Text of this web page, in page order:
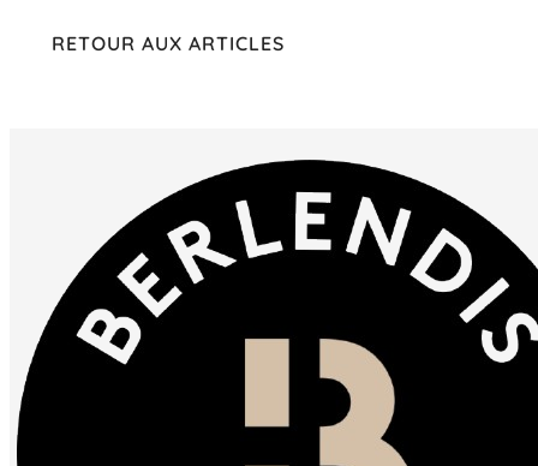
RETOUR AUX ARTICLES